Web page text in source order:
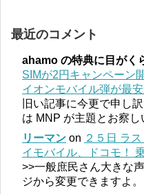
最近のコメント
ahamo の特典に目がく
SIMが2円キャンペーン
イオンモバイル弾が最
旧い記事に今更で申し
は MNP が主題とお察
リーマン on ２５日 ラ
イモバイル、ドコモ！
>>一般庶民さん大きな
ジから変更できますよ。